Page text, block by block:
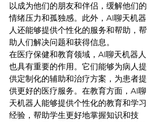
以成为他们的朋友和伴侣，缓解他们的
情绪压力和孤独感。此外，AI聊天机器
人还能够提供个性化的服务和帮助，帮
助人们解决问题和获得信息。
在医疗保健和教育领域，AI聊天机器人
也具有重要的作用。它们能够为病人提
供定制化的辅助和治疗方案，为患者提
供更好的医疗服务。在教育方面，AI聊
天机器人能够提供个性化的教育和学习
经验，帮助学生更好地掌握知识和技